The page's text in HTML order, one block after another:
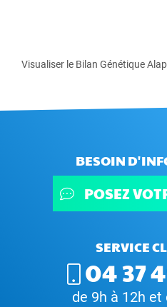
Visualiser le Bilan Génétique
BESOIN
POSEZ
SERVICE
04 37
de 9h à 12h et